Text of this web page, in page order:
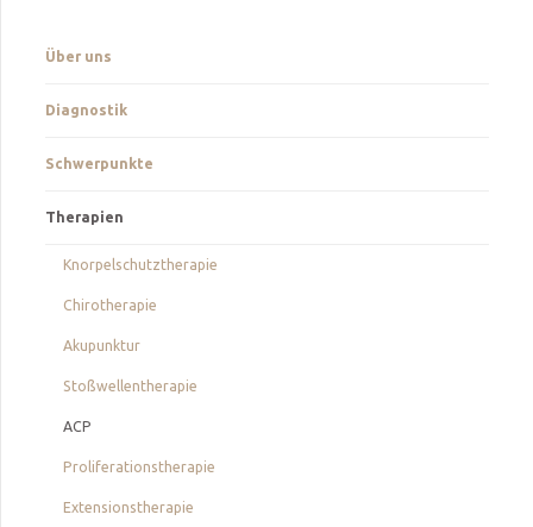
Über uns
Diagnostik
Schwerpunkte
Therapien
Knorpelschutztherapie
Chirotherapie
Akupunktur
Stoßwellentherapie
ACP
Proliferationstherapie
Extensionstherapie